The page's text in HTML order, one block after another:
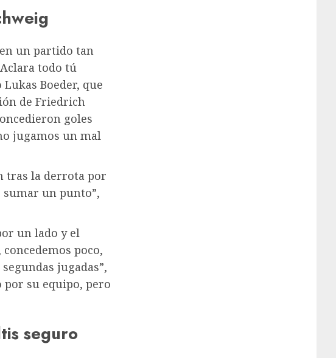
un partido tan
Aclara todo tú
Boeder, que
de Friedrich
goles
jugamos un mal
tras la derrota por
sumar un punto”,
un lado y el
poco,
jugadas”,
por su equipo, pero
seguro